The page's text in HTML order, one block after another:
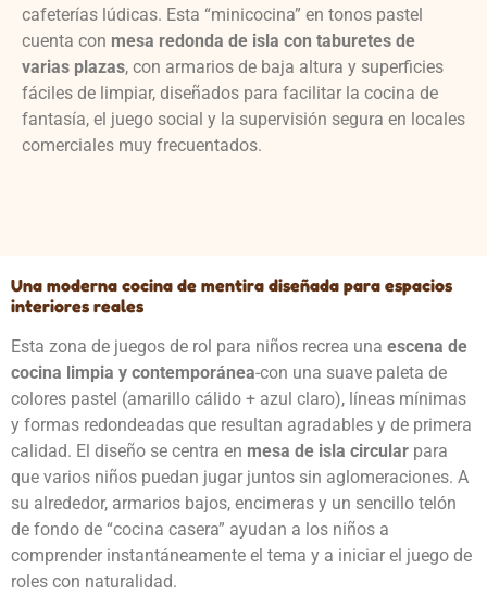
cafeterías lúdicas. Esta “minicocina” en tonos pastel
cuenta con mesa redonda de isla con taburetes de
varias plazas, con armarios de baja altura y superficies
fáciles de limpiar, diseñados para facilitar la cocina de
fantasía, el juego social y la supervisión segura en locales
comerciales muy frecuentados.
Una moderna cocina de mentira diseñada para espacios
interiores reales
Esta zona de juegos de rol para niños recrea una escena de
cocina limpia y contemporánea-con una suave paleta de
colores pastel (amarillo cálido + azul claro), líneas mínimas
y formas redondeadas que resultan agradables y de primera
calidad. El diseño se centra en mesa de isla circular para
que varios niños puedan jugar juntos sin aglomeraciones. A
su alrededor, armarios bajos, encimeras y un sencillo telón
de fondo de “cocina casera” ayudan a los niños a
comprender instantáneamente el tema y a iniciar el juego de
roles con naturalidad.